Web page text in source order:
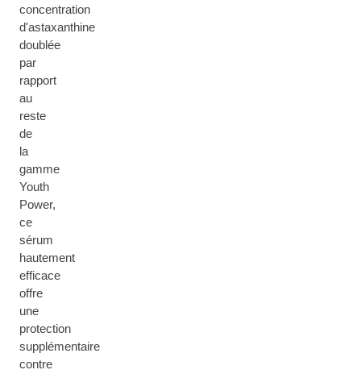
concentration
d'astaxanthine
doublée
par
rapport
au
reste
de
la
gamme
Youth
Power,
ce
sérum
hautement
efficace
offre
une
protection
supplémentaire
contre